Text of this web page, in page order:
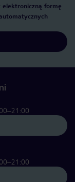
elektroniczną formę